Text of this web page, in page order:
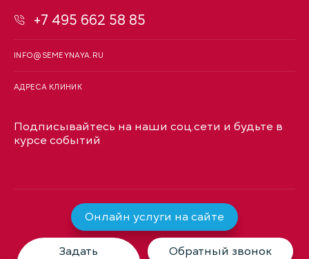
+7 495 662 58 85
INFO@SEMEYNAYA.RU
АДРЕСА КЛИНИК
Подписывайтесь на наши соц.сети и будьте в
курсе событий
Онлайн услуги на сайте
Задать
Обратный звонок